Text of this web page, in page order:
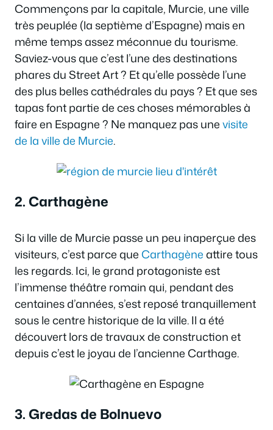
Commençons par la capitale, Murcie, une ville
très peuplée (la septième d’Espagne) mais en
même temps assez méconnue du tourisme.
Saviez-vous que c’est l’une des destinations
phares du Street Art ? Et qu’elle possède l’une
des plus belles cathédrales du pays ? Et que ses
tapas font partie de ces choses mémorables à
faire en Espagne ? Ne manquez pas unevisite
de la ville de Murcie.
2. Carthagène
Si la ville de Murcie passe un peu inaperçue des
visiteurs, c’est parce queCarthagèneattire tous
les regards. Ici, le grand protagoniste est
l’immense théâtre romain qui, pendant des
centaines d’années, s’est reposé tranquillement
sous le centre historique de la ville. Il a été
découvert lors de travaux de construction et
depuis c’est le joyau de l’ancienne Carthage.
3. Gredas de Bolnuevo